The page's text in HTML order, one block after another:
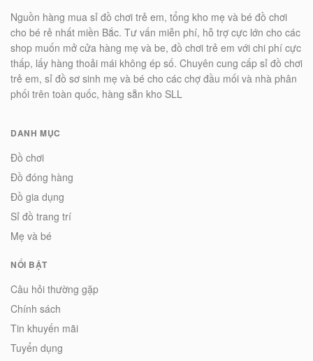
Nguồn hàng mua sỉ đồ chơi trẻ em, tổng kho mẹ và bé đồ chơi
cho bé rẻ nhất miền Bắc. Tư vấn miễn phí, hỗ trợ cực lớn cho các
shop muốn mở cửa hàng mẹ và be, đồ chơi trẻ em với chi phí cực
thấp, lấy hàng thoải mái không ép số. Chuyên cung cấp sỉ đồ chơi
trẻ em, sỉ đồ sơ sinh mẹ và bé cho các chợ đầu mối và nhà phân
phối trên toàn quốc, hàng sẵn kho SLL
DANH MỤC
Đồ chơi
Đồ đóng hàng
Đồ gia dụng
Sỉ đồ trang trí
Mẹ và bé
NỔI BẬT
Câu hỏi thường gặp
Chính sách
Tin khuyến mãi
Tuyển dụng